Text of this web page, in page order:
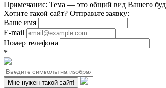
Примечание: Тема — это общий вид Вашего
Хотите такой сайт? Отправьте заявку:
Ваше имя
E-mail
Номер телефона
*